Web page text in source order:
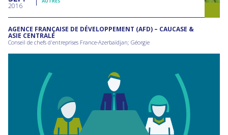
2016
AGENCE FRANÇAISE DE DÉVELOPPEMENT (AFD) – CAUCASE &
ASIE CENTRALE
Conseil de chefs d'entreprises France-Azerbaïdjan; Géorgie